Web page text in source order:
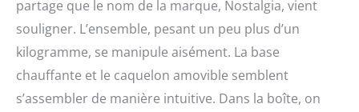
niveaux de chaleur
partage que le nom de la marque, Nostalgia, vient
souligner. L’ensemble, pesant un peu plus d’un
kilogramme, se manipule aisément. La base
chauffante et le caquelon amovible semblent
s’assembler de manière intuitive. Dans la boîte, on